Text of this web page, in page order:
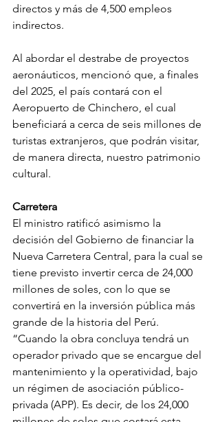
directos y más de 4,500 empleos
indirectos.
Al abordar el destrabe de proyectos
aeronáuticos, mencionó que, a finales
del 2025, el país contará con el
Aeropuerto de Chinchero, el cual
beneficiará a cerca de seis millones de
turistas extranjeros, que podrán visitar,
de manera directa, nuestro patrimonio
cultural.
Carretera
El ministro ratificó asimismo la
decisión del Gobierno de financiar la
Nueva Carretera Central, para la cual se
tiene previsto invertir cerca de 24,000
millones de soles, con lo que se
convertirá en la inversión pública más
grande de la historia del Perú.
“Cuando la obra concluya tendrá un
operador privado que se encargue del
mantenimiento y la operatividad, bajo
un régimen de asociación público-
privada (APP). Es decir, de los 24,000